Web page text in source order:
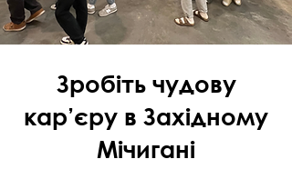
Зробіть чудову
кар’єру в Західному
Мічигані